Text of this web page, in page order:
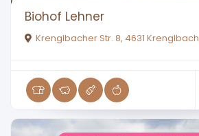
Biohof Lehner
Krenglbacher Str. 8, 4631 Krenglbach